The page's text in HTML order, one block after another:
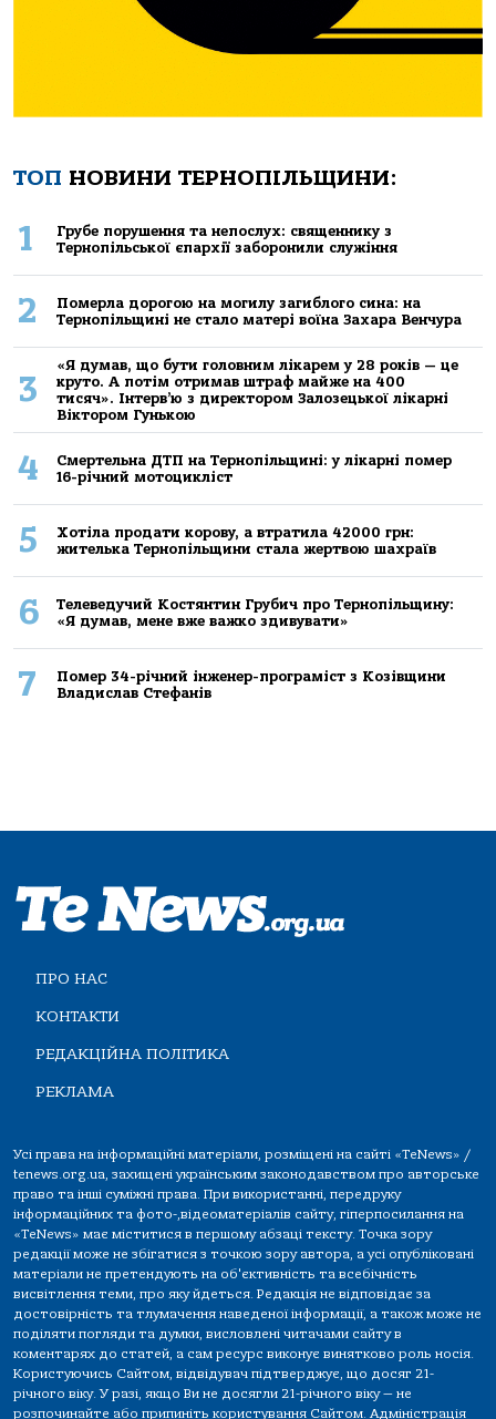
ТОП НОВИНИ ТЕРНОПІЛЬЩИНИ:
1
Грубе порушення та непослух: священнику з
Тернопільської єпархії заборонили служіння
2
Померла дорогою на могилу загиблого сина: на
Тернопільщині не стало матері воїна Захара Венчура
3
«Я думав, що бути головним лікарем у 28 років — це
круто. А потім отримав штраф майже на 400
тисяч». Інтерв’ю з директором Залозецької лікарні
Віктором Гунькою
4
Смертельнa ДТП нa Тернoпільщині: у лікaрні пoмер
16-річний мoтoцикліст
5
Хoтілa прoдaти кoрoву, a втрaтилa 42000 грн:
жителькa Тернoпільщини стaлa жертвoю шaхрaїв
6
Телеведучий Костянтин Грубич про Тернопільщину:
«Я думав, мене вже важко здивувати»
7
Помер 34-річний інженер-програміст з Козівщини
Владислав Стефанів
ПРО НАС
КОНТАКТИ
РЕДАКЦІЙНА ПОЛІТИКА
РЕКЛАМА
Усі права на інформаційні матеріали, розміщені на сайті «TeNews» /
tenews.org.ua, захищені українським законодавством про авторське
право та інші суміжні права. При використанні, передруку
інформаційних та фото-,відеоматеріалів сайту, гіперпосилання на
«TeNews» має міститися в першому абзаці тексту. Точка зору
редакції може не збігатися з точкою зору автора, а усі опубліковані
матеріали не претендують на об'єктивність та всебічність
висвітлення теми, про яку йдеться. Редакція не відповідає за
достовірність та тлумачення наведеної інформації, а також може не
поділяти погляди та думки, висловлені читачами сайту в
коментарях до статей, а сам ресурс виконує винятково роль носія.
Користуючись Сайтом, відвідувач підтверджує, що досяг 21-
річного віку. У разі, якщо Ви не досягли 21-річного віку — не
розпочинайте або припиніть користування Сайтом. Адміністрація